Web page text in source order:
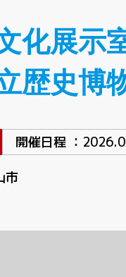
化展示
歴史博
開催日程 ：
市